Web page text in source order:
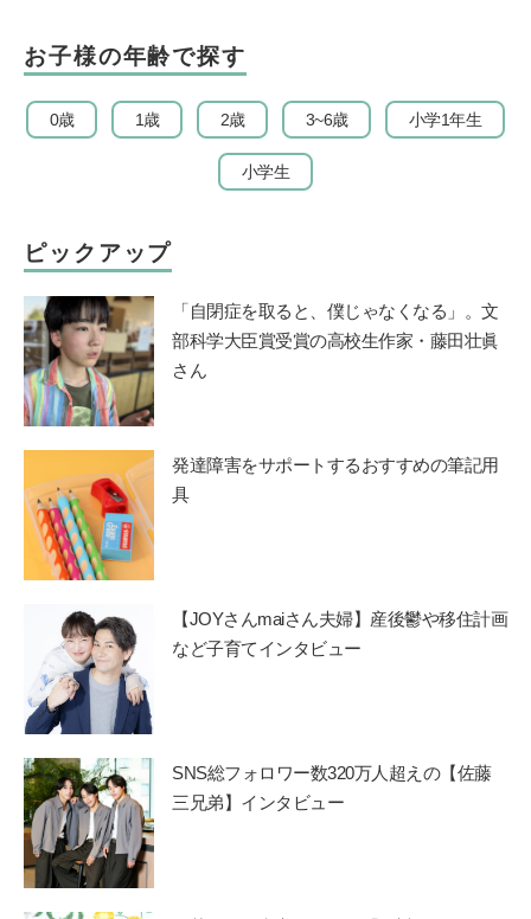
お子様の年齢で探す
0歳 1歳 2歳 3~6歳 小学1年生
小学生
ピックアップ
「自閉症を取ると、僕じゃなくなる」。文
部科学大臣賞受賞の高校生作家・藤田壮眞
さん
発達障害をサポートするおすすめの筆記用
具
【JOYさんmaiさん夫婦】産後鬱や移住計画
など子育てインタビュー
SNS総フォロワー数320万人超えの【佐藤
三兄弟】インタビュー